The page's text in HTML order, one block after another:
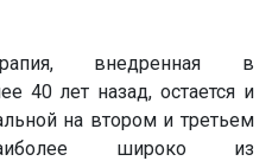
внедренная в
40 лет назад, остается и
на втором и третьем
широко из